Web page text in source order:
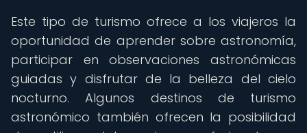
Este tipo de turismo ofrece a los viajeros la
oportunidad de aprender sobre astronomía,
participar en observaciones astronómicas
guiadas y disfrutar de la belleza del cielo
nocturno. Algunos destinos de turismo
astronómico también ofrecen la posibilidad